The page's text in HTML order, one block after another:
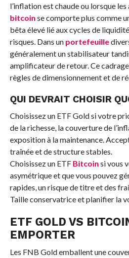
l’inflation est chaude ou lorsque
bitcoin se comporte plus comme
bêta élevé lié aux cycles de
risques. Dans un portefeuille
généralement un stabilisateur
amplificateur de retour. Ce
règles de dimensionnement et de
QUI DEVRAIT CHOISIR
Choisissez un ETF Gold si votre
de la richesse, la couverture de
exposition à la maintenance.
traînée et de structure stables.
Choisissez un ETF Bitcoin si vous
asymétrique et que vous pouvez
rapides, un risque de titre et des
Taille conservatrice et planifier la
ETF GOLD VS
EMPORTER
Les FNB Gold emballent une